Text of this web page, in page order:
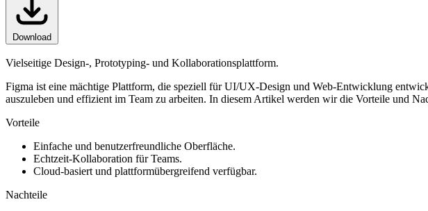
Download
Vielseitige Design-, Prototyping- und Kollaborationsplattform.
Figma ist eine mächtige Plattform, die speziell für UI/UX-Design und Web-Entwicklung
auszuleben und effizient im Team zu arbeiten. In diesem Artikel werden wir die Vorteile und
Vorteile
Einfache und benutzerfreundliche Oberfläche.
Echtzeit-Kollaboration für Teams.
Cloud-basiert und plattformübergreifend verfügbar.
Nachteile